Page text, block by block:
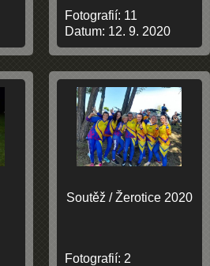
Fotografií: 11
Datum: 12. 9. 2020
Soutěž / Žerotice 2020
Fotografií: 2